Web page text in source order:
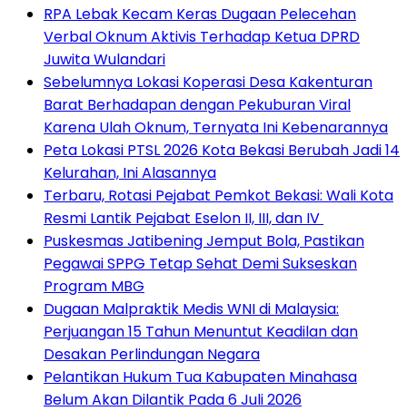
RPA Lebak Kecam Keras Dugaan Pelecehan
Verbal Oknum Aktivis Terhadap Ketua DPRD
Juwita Wulandari
Sebelumnya Lokasi Koperasi Desa Kakenturan
Barat Berhadapan dengan Pekuburan Viral
Karena Ulah Oknum, Ternyata Ini Kebenarannya
Peta Lokasi PTSL 2026 Kota Bekasi Berubah Jadi 14
Kelurahan, Ini Alasannya
‎Terbaru, Rotasi Pejabat Pemkot Bekasi: Wali Kota
Resmi Lantik Pejabat Eselon II, III, dan IV ‎
Puskesmas Jatibening Jemput Bola, Pastikan
Pegawai SPPG Tetap Sehat Demi Sukseskan
Program MBG
‎Dugaan Malpraktik Medis WNI di Malaysia:
Perjuangan 15 Tahun Menuntut Keadilan dan
Desakan Perlindungan Negara
Pelantikan Hukum Tua Kabupaten Minahasa
Belum Akan Dilantik Pada 6 Juli 2026